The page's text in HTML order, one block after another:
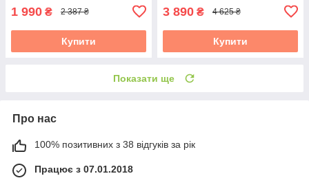
1 990 ₴ 2 387 ₴
Купити
3 890 ₴ 4 625 ₴
Купити
Показати ще
Про нас
100% позитивних з 38 відгуків за рік
Працює з 07.01.2018